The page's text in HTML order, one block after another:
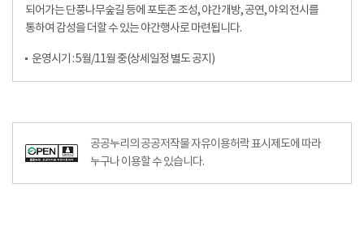
되어가는 단풍나무숲길 등에 포토존 조성, 야간개방, 공연, 야외 전시를
통하여 감성을 더할 수 있는 야간행사로 마련됩니다.
운영시기 : 5월/11월 중(상세일정 별도 공지)
공공누리의 공공저작물 자유이용허락 표시제도에 따라
누구나 이용할 수 있습니다.